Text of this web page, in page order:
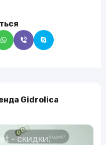
Gidrolica
- скидки,